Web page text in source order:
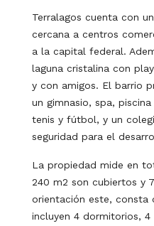
Terralagos cuenta con
cercana a centros
a la capital federal.
laguna cristalina con
y con amigos. El barrio
un gimnasio, spa,
tenis y fútbol, y un
seguridad para el
La propiedad mide en
240 m2 son cubiertos y
orientación este, consta
incluyen 4 dormitorios, 4